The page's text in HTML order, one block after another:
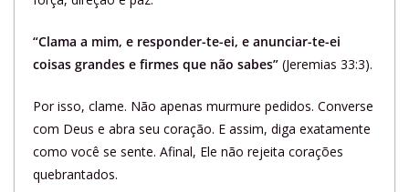
“Clama a mim, e responder-te-ei, e anunciar-te-ei
coisas grandes e firmes que não sabes” (Jeremias 33:3).
Por isso, clame. Não apenas murmure pedidos. Converse
com Deus e abra seu coração. E assim, diga exatamente
como você se sente. Afinal, Ele não rejeita corações
quebrantados.